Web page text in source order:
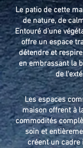
Le patio de cette
de nature, de
Entouré d'une
offre un espace
détendre et
en embrassant la
de
Les espaces
maison offrent à
commodités
soin et
créent un cadre